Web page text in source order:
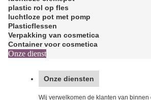
Er is een kleine hoeveelheid
bedoeling van de Commissie om de volgende
Onze web:De Commissie heeft de
volgende informatie te verstrekken:
Onze cosmetische verpakkingsweb:
Europese Unie een dergelijke overeenkomst
Hoofdproducten:
Flessen voor cosmetica
Cosmetica pot